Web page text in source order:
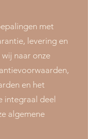
met
levering en
naar onze
en het
integraal deel
algemene